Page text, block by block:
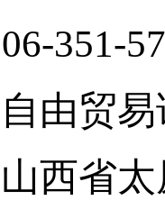
351-
由贸
西省